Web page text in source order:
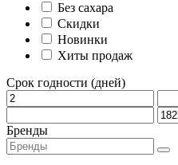
Без сахара
Скидки
Новинки
Хиты продаж
Срок годности (дней)
Бренды